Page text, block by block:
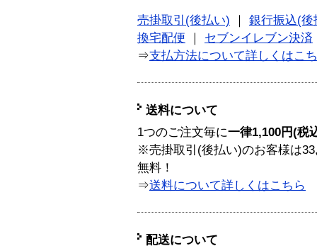
売掛取引(後払い)
銀行振込(後
換宅配便
セブンイレブン決済
⇒支払方法について詳しくはこ
送料について
1つのご注文毎に一律1,100円(税
※売掛取引(後払い)のお客様は
無料！
⇒送料について詳しくはこちら
配送について